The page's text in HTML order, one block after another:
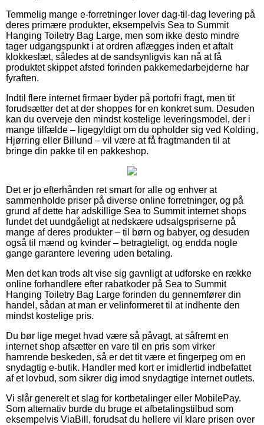
Temmelig mange e-forretninger lover dag-til-dag levering på
deres primære produkter, eksempelvis Sea to Summit
Hanging Toiletry Bag Large, men som ikke desto mindre
tager udgangspunkt i at ordren aflægges inden et aftalt
klokkeslæt, således at de sandsynligvis kan nå at få
produktet skippet afsted forinden pakkemedarbejderne har
fyraften.
Indtil flere internet firmaer byder på portofri fragt, men tit
forudsætter det at der shoppes for en konkret sum. Desuden
kan du overveje den mindst kostelige leveringsmodel, der i
mange tilfælde – ligegyldigt om du opholder sig ved Kolding,
Hjørring eller Billund – vil være at få fragtmanden til at
bringe din pakke til en pakkeshop.
Det er jo efterhånden ret smart for alle og enhver at
sammenholde priser på diverse online forretninger, og på
grund af dette har adskillige Sea to Summit internet shops
fundet det uundgåeligt at nedskære udsalgspriserne på
mange af deres produkter – til børn og babyer, og desuden
også til mænd og kvinder – betragteligt, og endda nogle
gange garantere levering uden betaling.
Men det kan trods alt vise sig gavnligt at udforske en række
online forhandlere efter rabatkoder på Sea to Summit
Hanging Toiletry Bag Large forinden du gennemfører din
handel, sådan at man er velinformeret til at indhente den
mindst kostelige pris.
Du bør lige meget hvad være så påvagt, at såfremt en
internet shop afsætter en vare til en pris som virker
hamrende beskeden, så er det tit være et fingerpeg om en
snydagtig e-butik. Handler med kort er imidlertid indbefattet
af et lovbud, som sikrer dig imod snydagtige internet outlets.
Vi slår generelt et slag for kortbetalinger eller MobilePay.
Som alternativ burde du bruge et afbetalingstilbud som
eksempelvis ViaBill, forudsat du hellere vil klare prisen over